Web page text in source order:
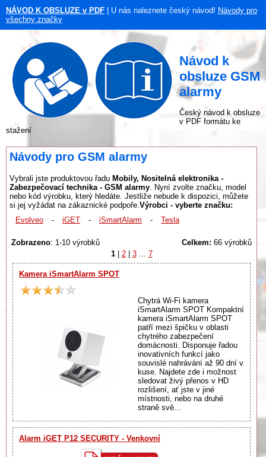
NÁVOD K OBSLUZE v PDF | U nás naleznete český návod! Návody pro
všechny značky
Návod k
obsluze GSM
alarmy
Český návod k obsluze
v PDF formátu ke
stažení
Návody pro GSM alarmy
Vybrali jste produktovou řadu Mobily, Nositelná elektronika -
Zabezpečovací technika - GSM alarmy . Nyní zvolte značku, model
nebo kód výrobku, který hledáte. Jestliže nebude k dispozici, můžete
si jej vyžádat na zákaznické podpoře. Výrobci - vyberte značku:
Evolveo
- iGET - iSmartAlarm - Tesla
Zobrazeno: 1-10 výrobků Celkem: 66 výrobků
1 | 2 | 3 7
Kamera iSmartAlarm SPOT
Chytrá Wi-Fi kamera
iSmartAlarm SPOT Kompaktní
kamera iSmartAlarm SPOT
patří mezi špičku v oblasti
chytrého zabezpečení
domácnosti. Disponuje řadou
inovativních funkcí jako
souvislé nahrávání až 90 dní v
kuse. Najdete zde i možnost
sledovat živý přenos v HD
rozlišení, ať jste v jiné
místnosti, nebo na druhé
straně svě...
Alarm iGET P12 SECURITY - Venkovní